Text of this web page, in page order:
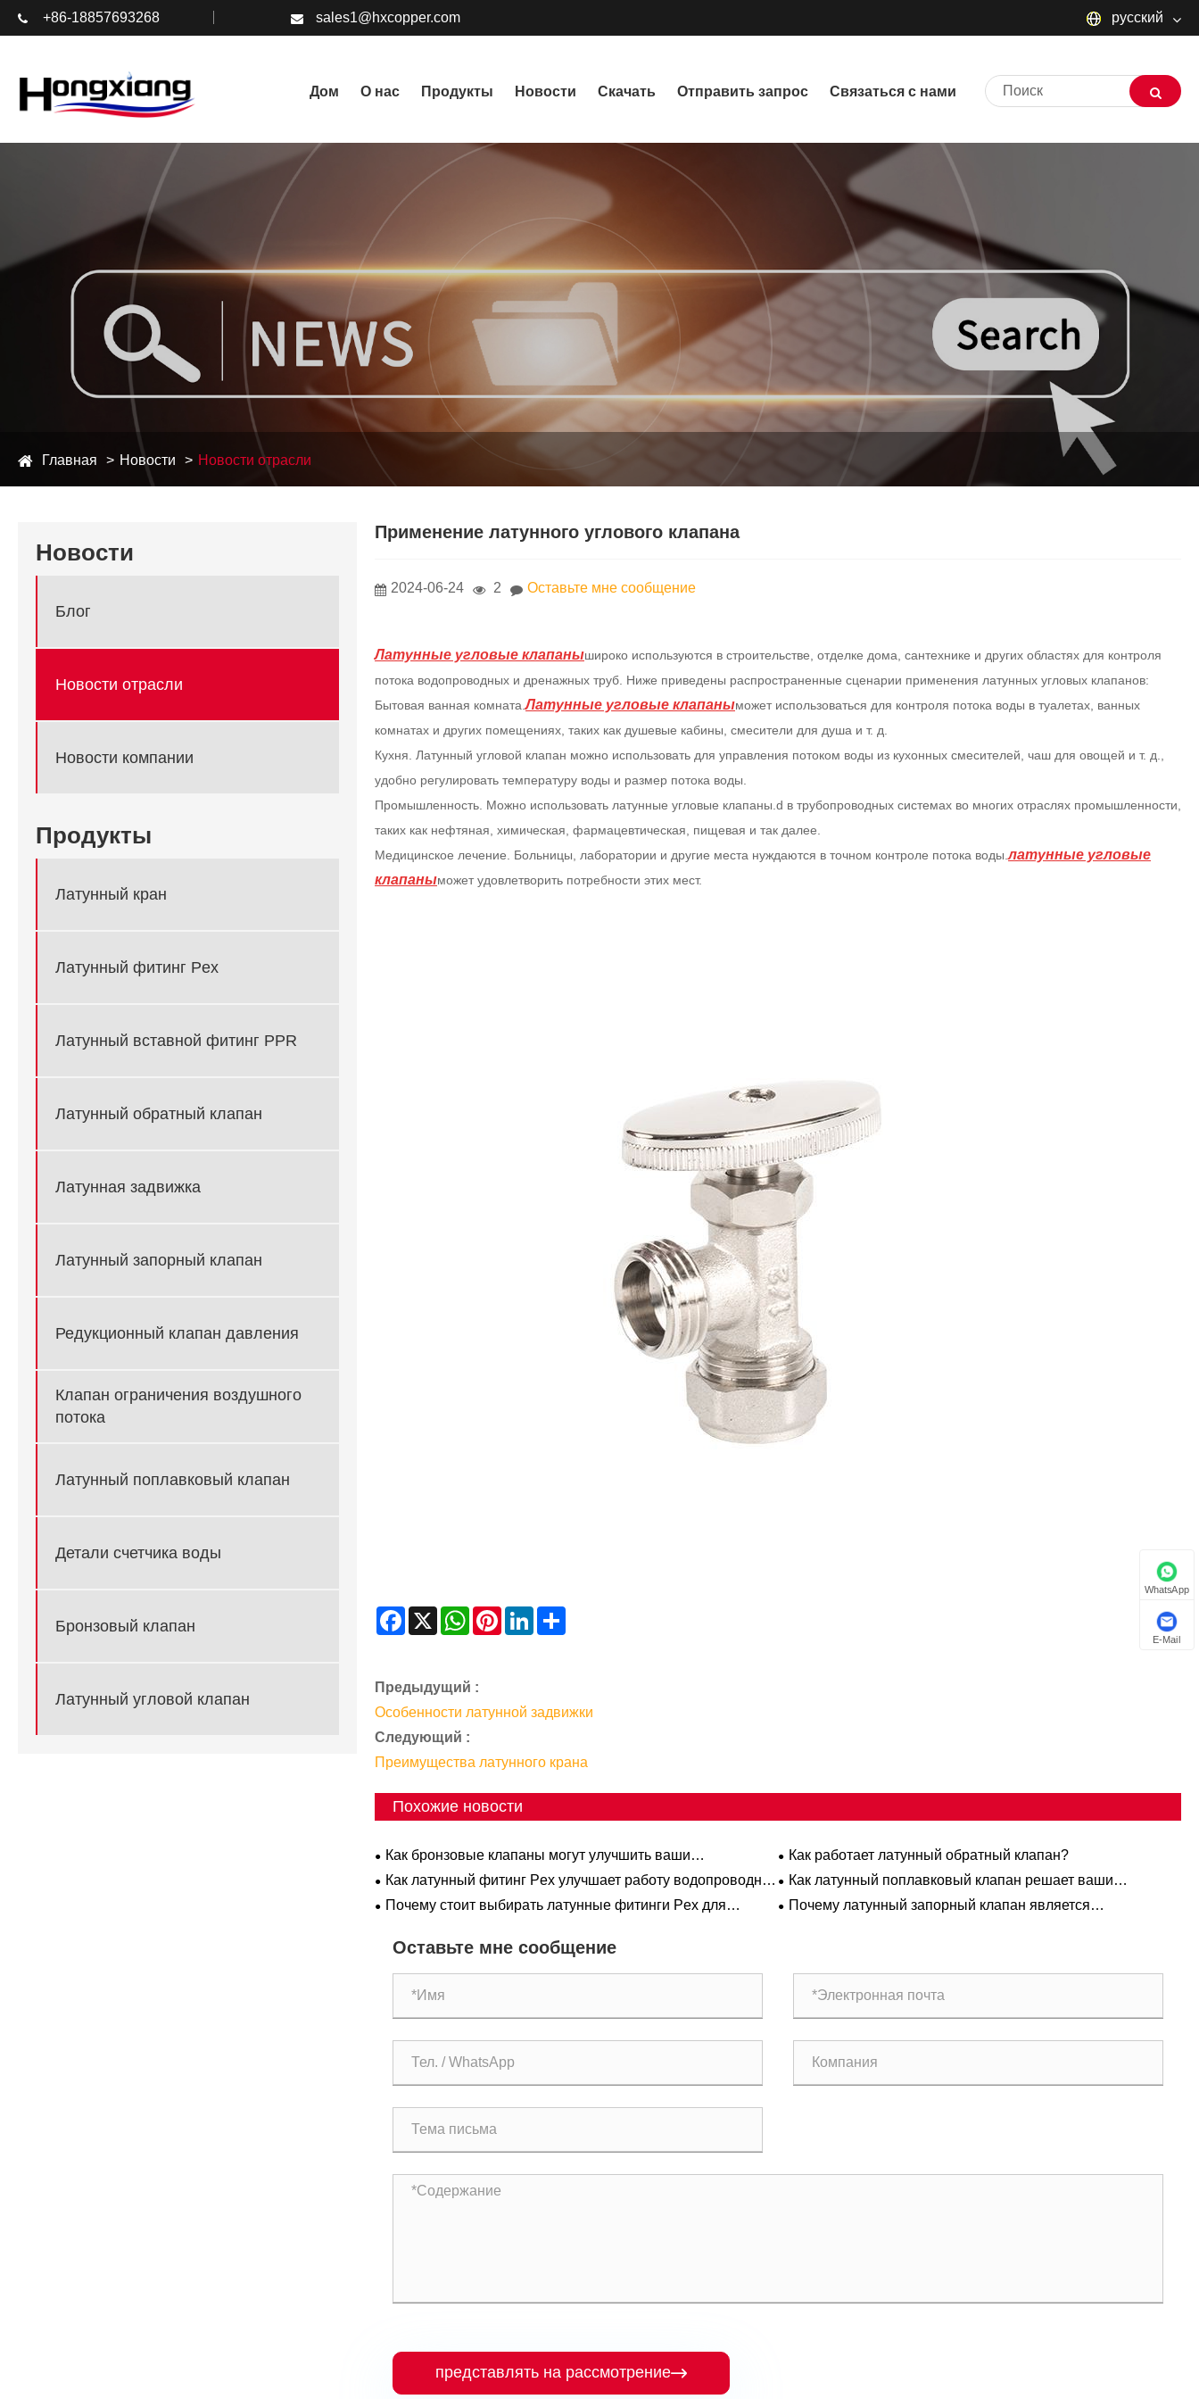
+86-18857693268 sales1@hxcopper.com русский
שפה עברית
O'zbek
Italiano
Polski
Svenska
ελληνικά
Қазақша
Дом О нас Продукты Новости Скачать Отправить запрос Связаться с нами
Главная Новости Новости отрасли
Новости
Блог
Новости отрасли
Новости компании
Продукты
Латунный кран
Латунный фитинг Pex
Латунный вставной фитинг PPR
Латунный обратный клапан
Латунная задвижка
Латунный запорный клапан
Редукционный клапан давления
Клапан ограничения воздушного
потока
Латунный поплавковый клапан
Детали счетчика воды
Бронзовый клапан
Латунный угловой клапан
Применение латунного углового клапана
2024-06-24 2 Оставьте мне сообщение
Латунные угловые клапанышироко используются в строительстве, отделке дома, сантехнике и других областях для контроля
потока водопроводных и дренажных труб. Ниже приведены распространенные сценарии применения латунных угловых клапанов:
Бытовая ванная комната.Латунные угловые клапаныможет использоваться для контроля потока воды в туалетах, ванных
комнатах и ​​других помещениях, таких как душевые кабины, смесители для душа и т. д.
Кухня. Латунный угловой клапан можно использовать для управления потоком воды из кухонных смесителей, чаш для овощей и т. д.,
удобно регулировать температуру воды и размер потока воды.
Промышленность. Можно использовать латунные угловые клапаны. d в трубопроводных системах во многих отраслях промышленности,
таких как нефтяная, химическая, фармацевтическая, пищевая и так далее.
Медицинское лечение. Больницы, лаборатории и другие места нуждаются в точном контроле потока воды.латунные угловые
клапаныможет удовлетворить потребности этих мест.
Facebook
X WhatsAppPinterestLinkedIn
Предыдущий :
Особенности латунной задвижки
Следующий :
Преимущества латунного крана
Похожие новости
Как бронзовые клапаны могут улучшить ваши
промышленные системы?
Как работает латунный обратный клапан?
Как латунный фитинг Pex улучшает работу водопроводной
системы?
Как латунный поплавковый клапан решает ваши
проблемы с контролем жидкости?
Почему стоит выбирать латунные фитинги Pex для
Почему латунный запорный клапан является
Оставьте мне сообщение
представлять на рассмотрение
WhatsApp
E-Mail